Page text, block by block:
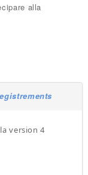
alla
version 4